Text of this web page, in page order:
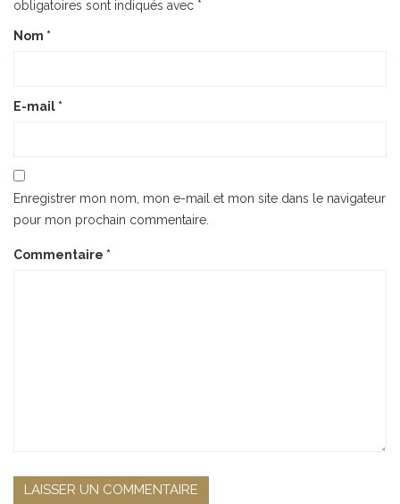
obligatoires sont indiqués avec *
Nom *
E-mail *
Enregistrer mon nom, mon e-mail et mon site dans le navigateur
pour mon prochain commentaire.
Commentaire *